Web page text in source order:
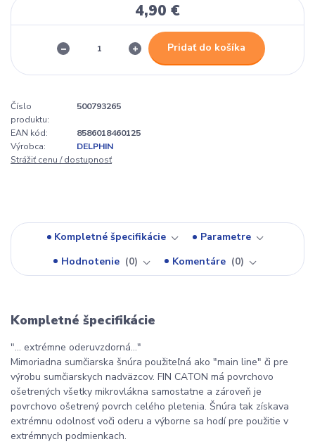
4,90 €
Pridať do košíka
Číslo
produktu:
500793265
EAN kód:
8586018460125
Výrobca:
DELPHIN
Strážiť cenu / dostupnosť
Kompletné špecifikácie
Parametre
Hodnotenie
0 Komentáre 0
Kompletné špecifikácie
"... extrémne oderuvzdorná..."
Mimoriadna sumčiarska šnúra použiteľná ako "main line" či pre
výrobu sumčiarskych nadväzcov. FIN CATON má povrchovo
ošetrených všetky mikrovlákna samostatne a zároveň je
povrchovo ošetrený povrch celého pletenia. Šnúra tak získava
extrémnu odolnosť voči oderu a výborne sa hodí pre použitie v
extrémnych podmienkach.